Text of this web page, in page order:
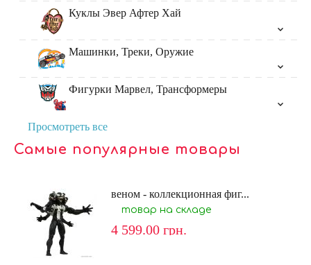
Куклы Эвер Афтер Хай
Машинки, Треки, Оружие
Фигурки Марвел, Трансформеры
Просмотреть все
Самые популярные товары
веном - коллекционная фиг...
товар на складе
4 599.00 грн.